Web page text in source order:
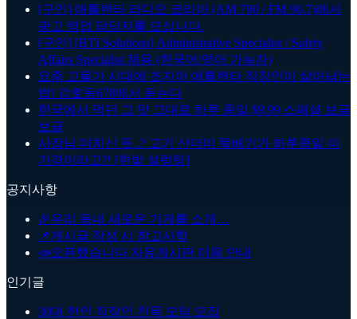
[구인] 애틀랜타 라디오 코리아 (AM 790 / FM 96.7)에서
광고 영업 담당자를 모십니다.
[구인] [BTI Solutions] Administrative Specialist / Safety
Affairs Specialist 채용 (한국어/영어 가능자)
요즘 고물가 시대에 조지아 애틀랜타 직장인이 살아남는
법! 강호동678에서 듣는다
한국에서 먹던 그 맛 그대로 하루 종일 $9.99 스페셜 보글
보글
사장님 미치신 듯..? 고기 산더미 뚝배기가 하루종일 이
가격이라고?! [한밭 설렁탕]
공지사항
🎉우리 동네 새로운 가게를 소개…
📌게시글 작성 시 참고사항
📣오픈했습니다 자유게시판 이용 안내
인기글
30대 한인 직장인 친목 모임 모집